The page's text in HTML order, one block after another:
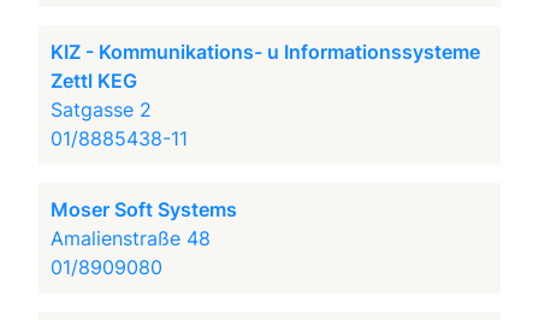
KIZ - Kommunikations- u Informationssysteme
Zettl KEG
Satgasse 2
01/8885438-11
Moser Soft Systems
Amalienstraße 48
01/8909080